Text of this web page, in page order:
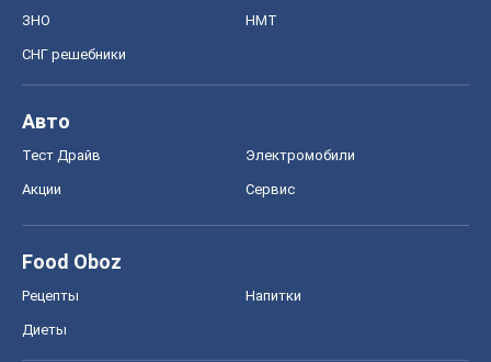
ЗНО НМТ
СНГ решебники
Авто
Тест Драйв Электромобили
Акции Сервис
Food Oboz
Рецепты Напитки
Диеты